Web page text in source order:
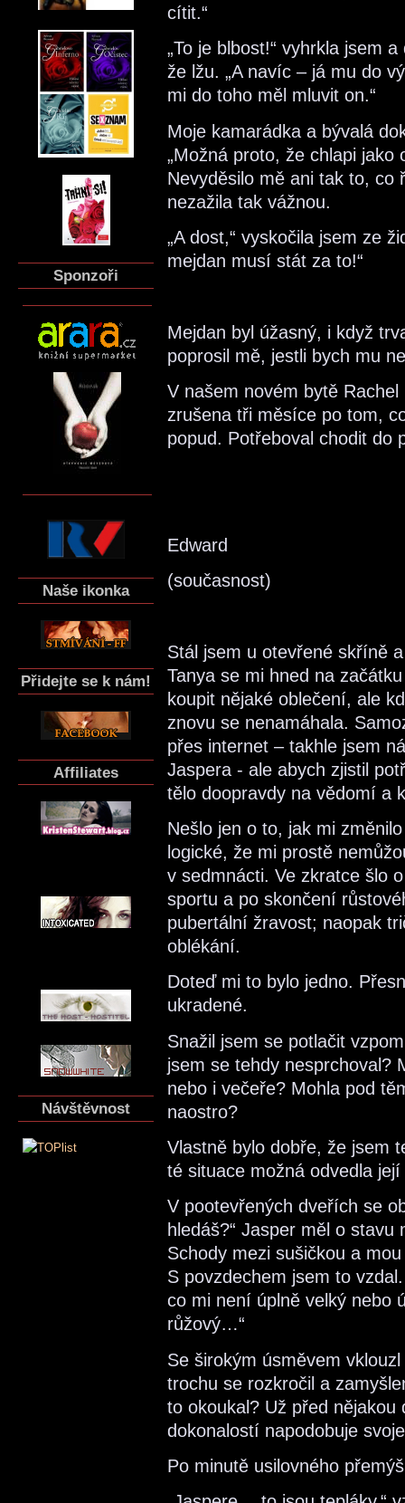
Sponzoři
Naše ikonka
Přidejte se k nám!
Affiliates
Návštěvnost
cítit.“
„To je blbost!“ vyhrkla jsem
že lžu. „A navíc – já mu do
mi do toho měl mluvit on.“
Moje kamarádka a bývalá
„Možná proto, že chlapi jako
Nevyděsilo mě ani tak to, co
nezažila tak vážnou.
„A dost,“ vyskočila jsem ze
mejdan musí stát za to!“
Mejdan byl úžasný, i když
poprosil mě, jestli bych mu
V našem novém bytě
zrušena tři měsíce po tom,
popud. Potřeboval chodit do
Edward
(současnost)
Stál jsem u otevřené skříně
Tanya se mi hned na
koupit nějaké oblečení, ale
znovu se nenamáhala.
přes internet – takhle jsem
Jaspera - ale abych zjistil
tělo doopravdy na vědomí a
Nešlo jen o to, jak mi
logické, že mi prostě
v sedmnácti. Ve zkratce šlo
sportu a po skončení
pubertální žravost; naopak
oblékání.
Doteď mi to bylo jedno.
ukradené.
Snažil jsem se potlačit
jsem se tehdy nesprchoval?
nebo i večeře? Mohla pod
naostro?
Vlastně bylo dobře, že jsem
té situace možná odvedla
V pootevřených dveřích se
hledáš?“ Jasper měl o
Schody mezi sušičkou a
S povzdechem jsem to
co mi není úplně velký nebo
růžový…“
Se širokým úsměvem
trochu se rozkročil a
to okoukal? Už před
dokonalostí napodobuje
Po minutě usilovného